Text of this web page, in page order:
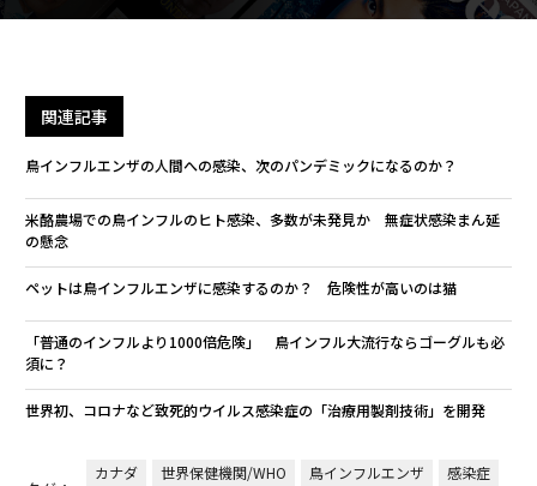
関連記事
鳥インフルエンザの人間への感染、次のパンデミックになるのか？
米酪農場での鳥インフルのヒト感染、多数が未発見か 無症状感染まん延
の懸念
ペットは鳥インフルエンザに感染するのか？ 危険性が高いのは猫
「普通のインフルより1000倍危険」 鳥インフル大流行ならゴーグルも必
須に？
世界初、コロナなど致死的ウイルス感染症の「治療用製剤技術」を開発
カナダ 世界保健機関/WHO 鳥インフルエンザ 感染症